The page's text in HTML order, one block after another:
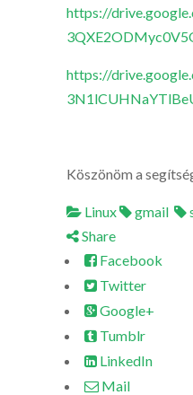
https://
https://
Köszönöm a
Linux gmail
Share
Facebook
Twitter
Google+
Tumblr
LinkedIn
Mail